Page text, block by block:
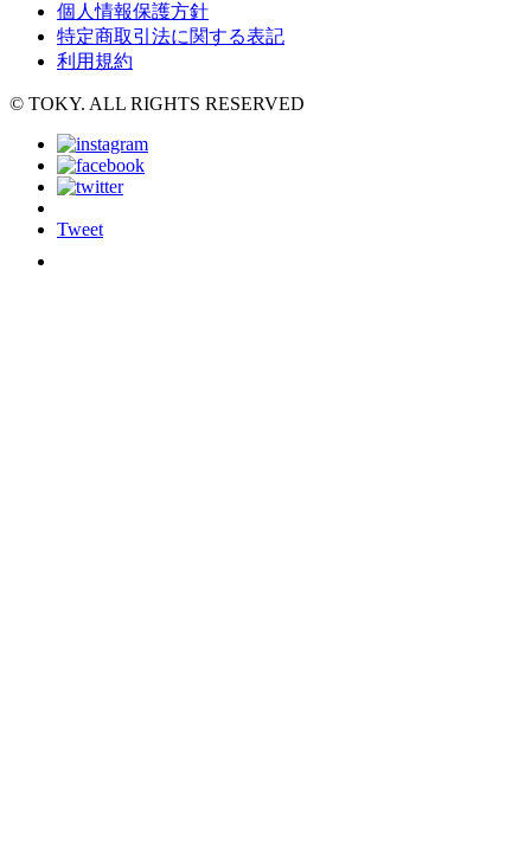
個人情報保護方針
特定商取引法に関する表記
利用規約
© TOKY. ALL RIGHTS RESERVED
Tweet